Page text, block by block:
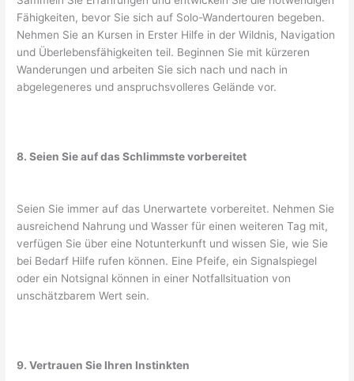
Fähigkeiten, bevor Sie sich auf Solo-Wandertouren begeben.
Nehmen Sie an Kursen in Erster Hilfe in der Wildnis, Navigation
und Überlebensfähigkeiten teil. Beginnen Sie mit kürzeren
Wanderungen und arbeiten Sie sich nach und nach in
abgelegeneres und anspruchsvolleres Gelände vor.
8. Seien Sie auf das Schlimmste vorbereitet
Seien Sie immer auf das Unerwartete vorbereitet. Nehmen Sie
ausreichend Nahrung und Wasser für einen weiteren Tag mit,
verfügen Sie über eine Notunterkunft und wissen Sie, wie Sie
bei Bedarf Hilfe rufen können. Eine Pfeife, ein Signalspiegel
oder ein Notsignal können in einer Notfallsituation von
unschätzbarem Wert sein.
9. Vertrauen Sie Ihren Instinkten